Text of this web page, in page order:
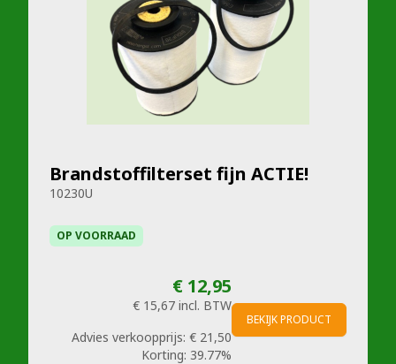
Brandstoffilterset fijn ACTIE!
10230U
OP VOORRAAD
€ 12,95
€ 15,67 incl. BTW
Advies verkoopprijs: € 21,50
Korting: 39.77%
BEKIJK PRODUCT